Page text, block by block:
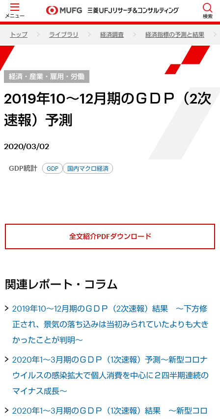
メニュー 検索
トップ ライブラリ 経済調査 経済指標の予測と結果
経済・産業・雇用・労働
2019年10～12月期のＧＤＰ（2次
速報）予測
2020/03/02
GDP統計 GDP 国内マクロ経済
全文紹介PDFダウンロード
関連レポート・コラム
2019年10～12月期のＧＤＰ（2次速報）結果 ～下方修
正され、景気の落ち込みは当初みられていたよりも大き
かったことが判明～
2020年1～3月期のＧＤＰ（1次速報）予測～新型コロナ
ウイルスの感染拡大で個人消費を中心に２四半期連続の
マイナス成長～
2020年1～3月期のＧＤＰ（1次速報）結果 ～新型コロ